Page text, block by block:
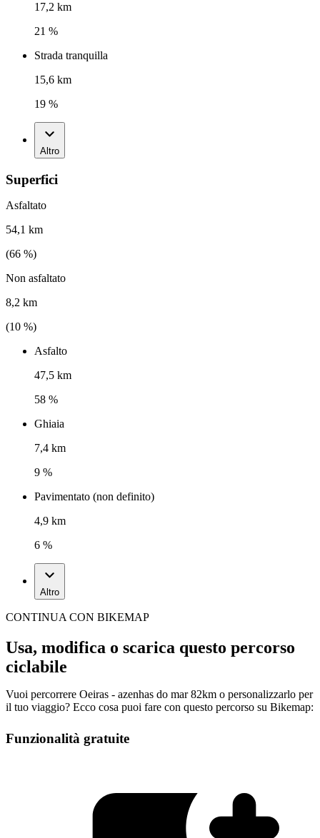
17,2 km
21 %
Strada tranquilla
15,6 km
19 %
Altro
Superfici
Asfaltato
54,1 km
(66 %)
Non asfaltato
8,2 km
(10 %)
Asfalto
47,5 km
58 %
Ghiaia
7,4 km
9 %
Pavimentato (non definito)
4,9 km
6 %
Altro
CONTINUA CON BIKEMAP
Usa, modifica o scarica questo percorso
ciclabile
Vuoi percorrere Oeiras - azenhas do mar 82km o personalizzarlo per
il tuo viaggio? Ecco cosa puoi fare con questo percorso su Bikemap:
Funzionalità gratuite